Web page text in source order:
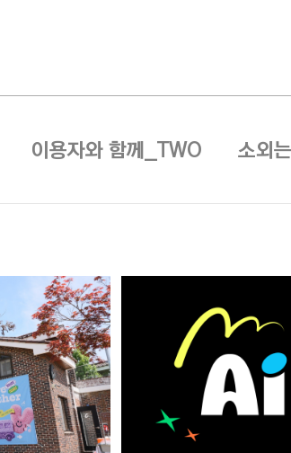
이용자와 함께_TWO 소외